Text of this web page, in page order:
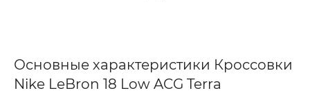
Основные характеристики Кроссовки
Nike LeBron 18 Low ACG Terra